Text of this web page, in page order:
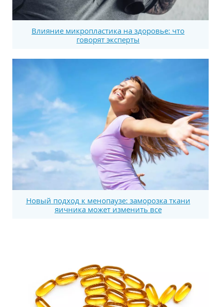
Влияние микропластика на здоровье: что
говорят эксперты
Новый подход к менопаузе: заморозка ткани
яичника может изменить все